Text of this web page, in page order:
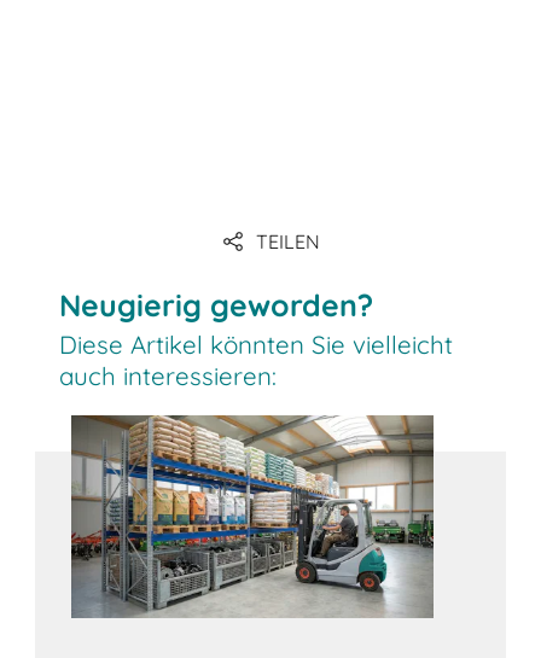
TEILEN
Neugierig geworden?
Diese Artikel könnten Sie vielleicht
auch interessieren: